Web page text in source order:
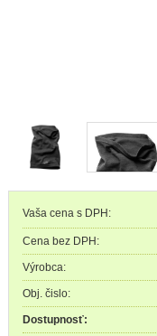
Vaša cena s DPH:
Cena bez DPH:
Výrobca:
Obj. čislo:
Dostupnosť: